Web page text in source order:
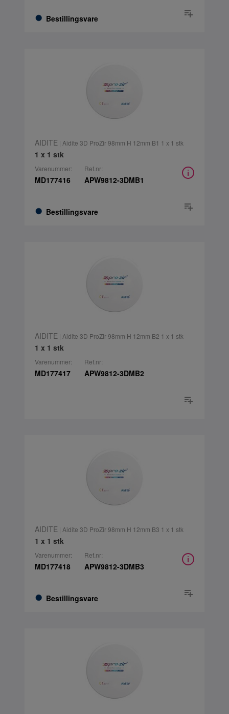
Bestillingsvare
AIDITE | Aidite 3D ProZir 98mm H 12mm B1 1 x 1 stk
1 x 1 stk
Varenummer:
MD177416
Bestillingsvare
Ref.nr:
APW9812-3DMB1
AIDITE | Aidite 3D ProZir 98mm H 12mm B2 1 x 1 stk
1 x 1 stk
Varenummer:
MD177417
Ref.nr:
APW9812-3DMB2
AIDITE | Aidite 3D ProZir 98mm H 12mm B3 1 x 1 stk
1 x 1 stk
Varenummer:
MD177418
Bestillingsvare
Ref.nr:
APW9812-3DMB3